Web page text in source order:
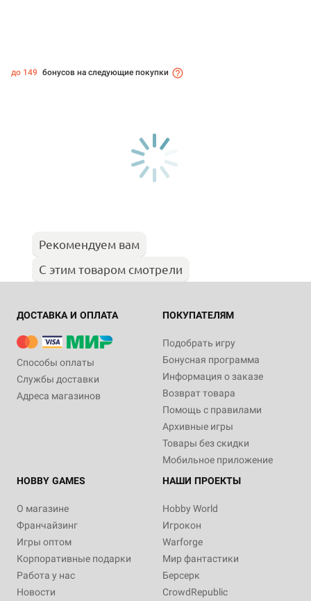
до 149 бонусов на следующие покупки
Рекомендуем вам
С этим товаром смотрели
ДОСТАВКА И ОПЛАТА
Способы оплаты
Службы доставки
Адреса магазинов
ПОКУПАТЕЛЯМ
Подобрать игру
Бонусная программа
Информация о заказе
Возврат товара
Помощь с правилами
Архивные игры
Товары без скидки
Мобильное приложение
HOBBY GAMES
О магазине
Франчайзинг
Игры оптом
Корпоративные подарки
Работа у нас
Новости
НАШИ ПРОЕКТЫ
Hobby World
Игрокон
Warforge
Мир фантастики
Берсерк
CrowdRepublic